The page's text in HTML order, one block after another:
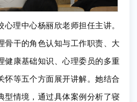
心理中心杨丽欣老师担任主讲。
骨干的角色认知与工作职责、大
健康基础知识、心理委员的多重
怀等五个方面展开讲解。她结合
型情境，通过具体案例分析了寝